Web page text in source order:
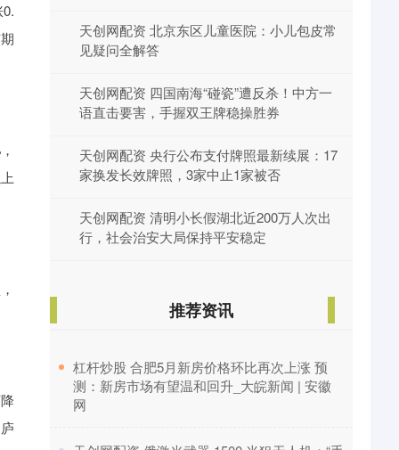
天创网配资 北京东区儿童医院：小儿包皮常
见疑问全解答
天创网配资 四国南海“碰瓷”遭反杀！中方一
语直击要害，手握双王牌稳操胜券
天创网配资 央行公布支付牌照最新续展：17
家换发长效牌照，3家中止1家被否
天创网配资 清明小长假湖北近200万人次出
行，社会治安大局保持平安稳定
推荐资讯
​杠杆炒股 合肥5月新房价格环比再次上涨 预
测：新房市场有望温和回升_大皖新闻 | 安徽
网